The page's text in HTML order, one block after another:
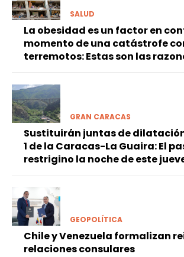
SALUD
La obesidad es un factor en
momento de una catástrofe
terremotos: Estas son las
GRAN CARACAS
Sustituirán juntas de
1 de la Caracas-La Guaira: El
restrigino la noche de este
GEOPOLÍTICA
Chile y Venezuela formalizan
relaciones consulares